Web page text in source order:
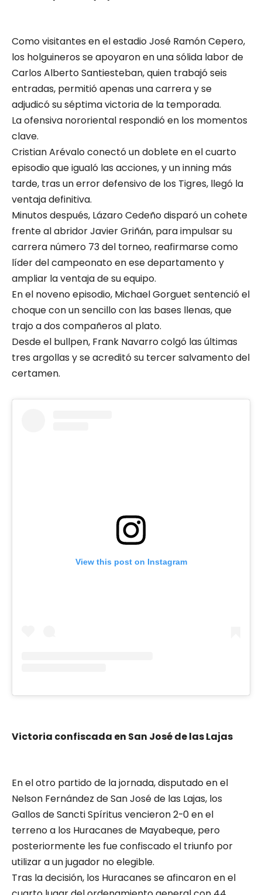
Como visitantes en el estadio José Ramón Cepero,
los holguineros se apoyaron en una sólida labor de
Carlos Alberto Santiesteban, quien trabajó seis
entradas, permitió apenas una carrera y se
adjudicó su séptima victoria de la temporada.
La ofensiva nororiental respondió en los momentos
clave.
Cristian Arévalo conectó un doblete en el cuarto
episodio que igualó las acciones, y un inning más
tarde, tras un error defensivo de los Tigres, llegó la
ventaja definitiva.
Minutos después, Lázaro Cedeño disparó un cohete
frente al abridor Javier Griñán, para impulsar su
carrera número 73 del torneo, reafirmarse como
líder del campeonato en ese departamento y
ampliar la ventaja de su equipo.
En el noveno episodio, Michael Gorguet sentenció el
choque con un sencillo con las bases llenas, que
trajo a dos compañeros al plato.
Desde el bullpen, Frank Navarro colgó las últimas
tres argollas y se acreditó su tercer salvamento del
certamen.
View this post on Instagram
Victoria confiscada en San José de las Lajas
En el otro partido de la jornada, disputado en el
Nelson Fernández de San José de las Lajas, los
Gallos de Sancti Spíritus vencieron 2-0 en el
terreno a los Huracanes de Mayabeque, pero
posteriormente les fue confiscado el triunfo por
utilizar a un jugador no elegible.
Tras la decisión, los Huracanes se afincaron en el